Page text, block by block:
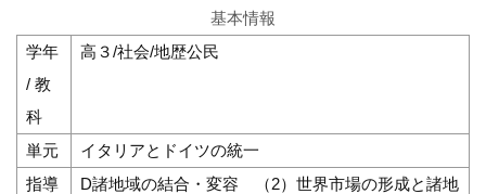
基本情報
学年
/ 教
科
高３/社会/地歴公民
単元
イタリアとドイツの統一
指導
D諸地域の結合・変容 （2）世界市場の形成と諸地